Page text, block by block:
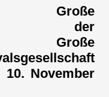
Große
der
Große
November